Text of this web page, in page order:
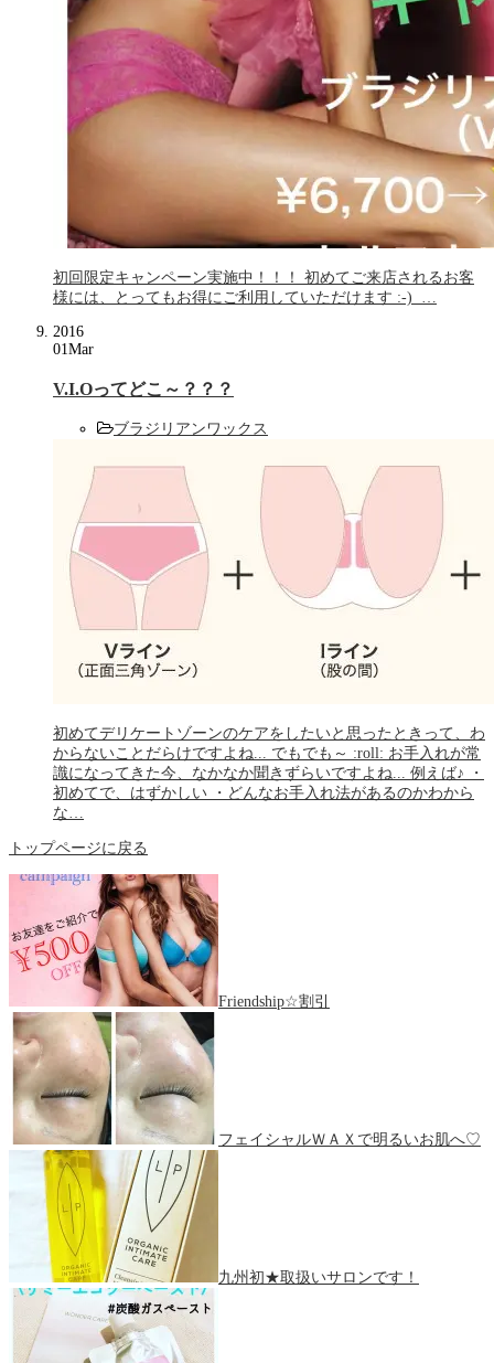
初回限定キャンペーン実施中！！！ 初めてご来店されるお客
様には、とってもお得にご利用していただけます :-) …
2016
01Mar
V.I.Oってどこ～？？？
ブラジリアンワックス
初めてデリケートゾーンのケアをしたいと思ったときって、わ
からないことだらけですよね... でもでも～ :roll: お手入れが常
識になってきた今、なかなか聞きずらいですよね... 例えば♪ ・
初めてで、はずかしい ・どんなお手入れ法があるのかわから
な…
トップページに戻る
Friendship☆割引
フェイシャルＷＡＸで明るいお肌へ♡
九州初★取扱いサロンです！